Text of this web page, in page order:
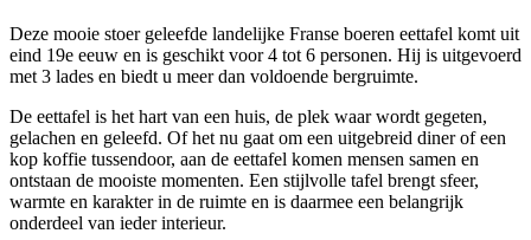
Deze mooie stoer geleefde landelijke Franse boeren eettafel komt uit
eind 19e eeuw en is geschikt voor 4 tot 6 personen. Hij is uitgevoerd
met 3 lades en biedt u meer dan voldoende bergruimte.
De eettafel is het hart van een huis, de plek waar wordt gegeten,
gelachen en geleefd. Of het nu gaat om een uitgebreid diner of een
kop koffie tussendoor, aan de eettafel komen mensen samen en
ontstaan de mooiste momenten. Een stijlvolle tafel brengt sfeer,
warmte en karakter in de ruimte en is daarmee een belangrijk
onderdeel van ieder interieur.